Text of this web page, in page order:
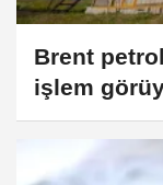
Brent
işlem